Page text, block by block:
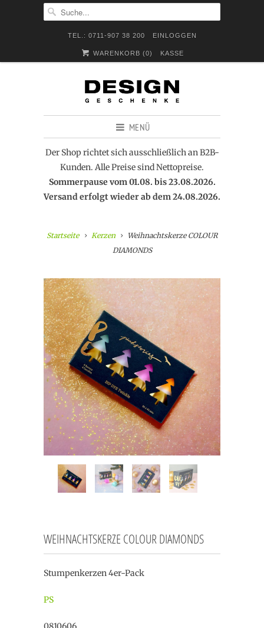
TEL.: 0711-907 38 200 EINLOGGEN
WARENKORB (0) KASSE
MENÜ
Der Shop richtet sich ausschließlich an B2B-
Kunden. Alle Preise sind Nettopreise.
Sommerpause vom 01.08. bis 23.08.2026.
Versand erfolgt wieder ab dem 24.08.2026.
Startseite Kerzen
Weihnachtskerze COLOUR
DIAMONDS
WEIHNACHTSKERZE COLOUR DIAMONDS
Stumpenkerzen 4er-Pack
PS